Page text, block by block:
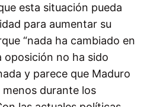
esta situación pueda
para aumentar su
“nada ha cambiado en
oposición no ha sido
y parece que Maduro
menos durante los